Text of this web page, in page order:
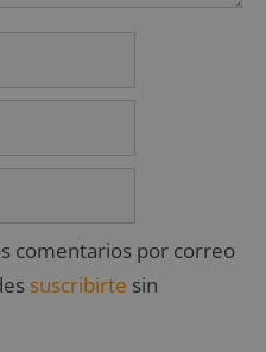
comentarios por correo
suscribirte sin